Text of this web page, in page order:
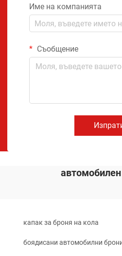
Име на компанията
Съобщение
капак за броня на кола
боядисани автомобилни